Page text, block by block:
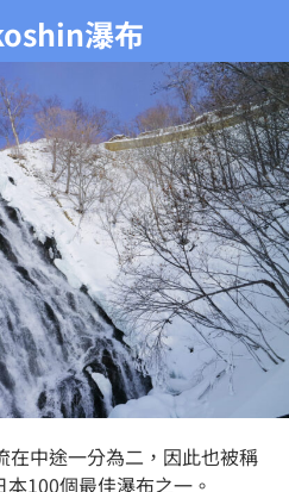
瀑布
在中途一分為二，因此也被稱
100個最佳瀑布之一。